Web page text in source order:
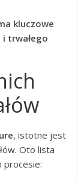
kluczowe
trwałego
, istotne jest
Oto lista
procesie: